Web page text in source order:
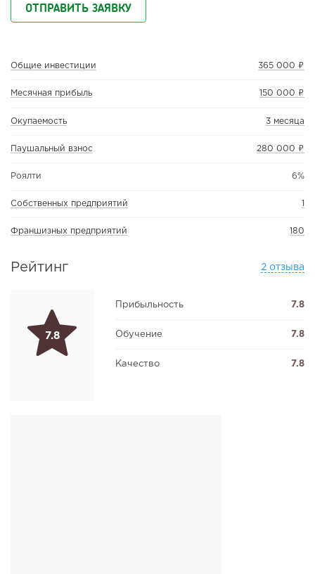
ОТПРАВИТЬ ЗАЯВКУ
Общие инвестиции 365 000 ₽
Месячная прибыль 150 000 ₽
Окупаемость 3 месяца
Паушальный взнос 280 000 ₽
Роялти 6%
Собственных предприятий 1
Франшизных предприятий 180
Рейтинг 2 отзыва
7.8
Прибыльность 7.8
Обучение 7.8
Качество 7.8